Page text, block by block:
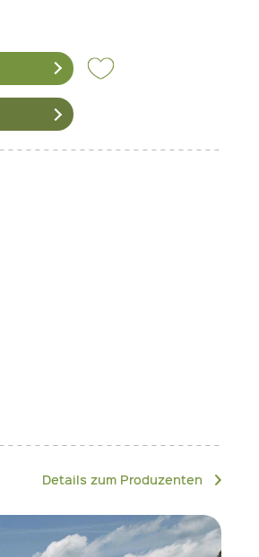
Details zum Produzenten